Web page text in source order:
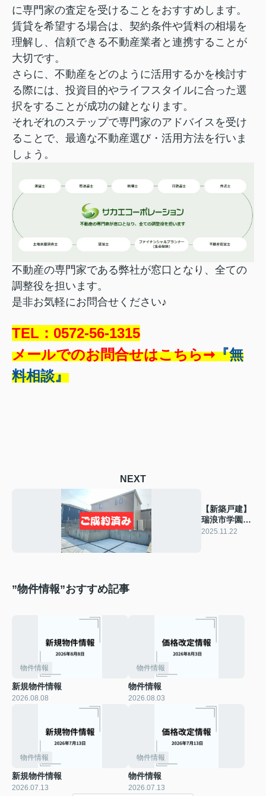
に専門家の査定を受けることをおすすめします。
賃貸を希望する場合は、契約条件や賃料の相場を
理解し、信頼できる不動産業者と連携することが
大切です。
さらに、不動産をどのように活用するかを検討す
る際には、投資目的やライフスタイルに合った選
択をすることが成功の鍵となります。
それぞれのステップで専門家のアドバイスを受け
ることで、 最適な不動産選び・活用方法を行いま
しょう。
不動産の専門家である弊社が窓口となり、全ての
調整役を担います。
是非お気軽にお問合せください♪
TEL：0572-56-1315
メールでのお問合せはこちら➞『無
料相談』
NEXT
【新築戸建】
瑞浪市学園台
（瑞浪 不動
2025.11.22
”物件情報”おすすめ記事
物件情報
新規物件情報
2026.08.08
物件情報
物件情報
2026.08.03
物件情報
新規物件情報
2026.07.13
物件情報
物件情報
2026.07.13